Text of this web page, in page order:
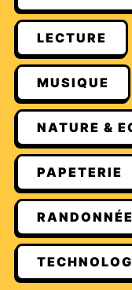
LECTURE
MUSIQUE
NATURE &
PAPETERIE
RANDONNÉE